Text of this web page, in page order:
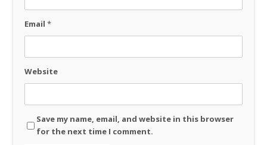
Email *
Website
Save my name, email, and website in this browser
for the next time I comment.